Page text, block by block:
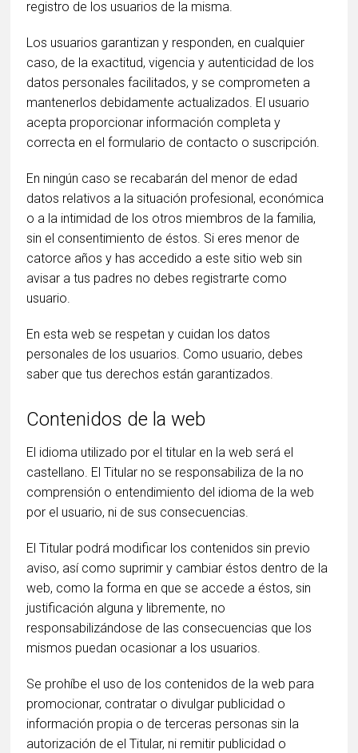
registro de los usuarios de la misma.
Los usuarios garantizan y responden, en cualquier
caso, de la exactitud, vigencia y autenticidad de los
datos personales facilitados, y se comprometen a
mantenerlos debidamente actualizados. El usuario
acepta proporcionar información completa y
correcta en el formulario de contacto o suscripción.
En ningún caso se recabarán del menor de edad
datos relativos a la situación profesional, económica
o a la intimidad de los otros miembros de la familia,
sin el consentimiento de éstos. Si eres menor de
catorce años y has accedido a este sitio web sin
avisar a tus padres no debes registrarte como
usuario.
En esta web se respetan y cuidan los datos
personales de los usuarios. Como usuario, debes
saber que tus derechos están garantizados.
Contenidos de la web
El idioma utilizado por el titular en la web será el
castellano. El Titular no se responsabiliza de la no
comprensión o entendimiento del idioma de la web
por el usuario, ni de sus consecuencias.
El Titular podrá modificar los contenidos sin previo
aviso, así como suprimir y cambiar éstos dentro de la
web, como la forma en que se accede a éstos, sin
justificación alguna y libremente, no
responsabilizándose de las consecuencias que los
mismos puedan ocasionar a los usuarios.
Se prohíbe el uso de los contenidos de la web para
promocionar, contratar o divulgar publicidad o
información propia o de terceras personas sin la
autorización de el Titular, ni remitir publicidad o